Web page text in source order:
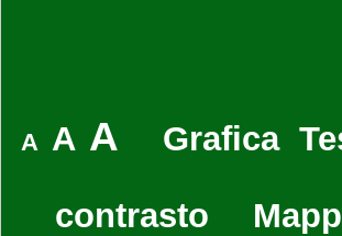
A A A Grafica
contrasto